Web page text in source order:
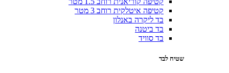
קטיפה איטלקית רוחב 3 מטר
בד ליקרה באנלון
בד ביטנה
בד סוויד
שטיח לבד